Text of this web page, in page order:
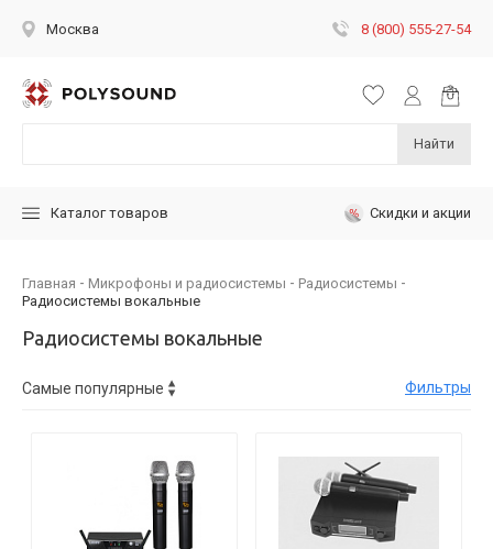
Москва 8 (800) 555-27-54
Найти
Каталог товаров Скидки и акции
Главная Микрофоны и радиосистемы
Радиосистемы
Радиосистемы вокальные
Радиосистемы вокальные
Фильтры